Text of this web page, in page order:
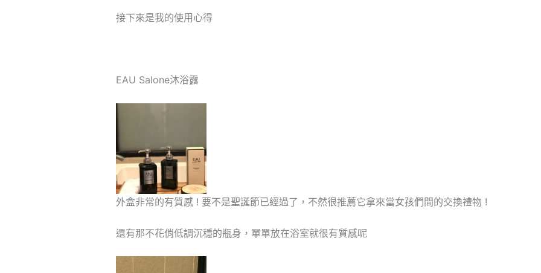
接下來是我的使用心得
EAU Salone沐浴露
外盒非常的有質感 ! 要不是聖誕節已經過了，不然很推薦它拿來當女孩們間的交換禮物 !
還有那不花俏低調沉穩的瓶身，單單放在浴室就很有質感呢